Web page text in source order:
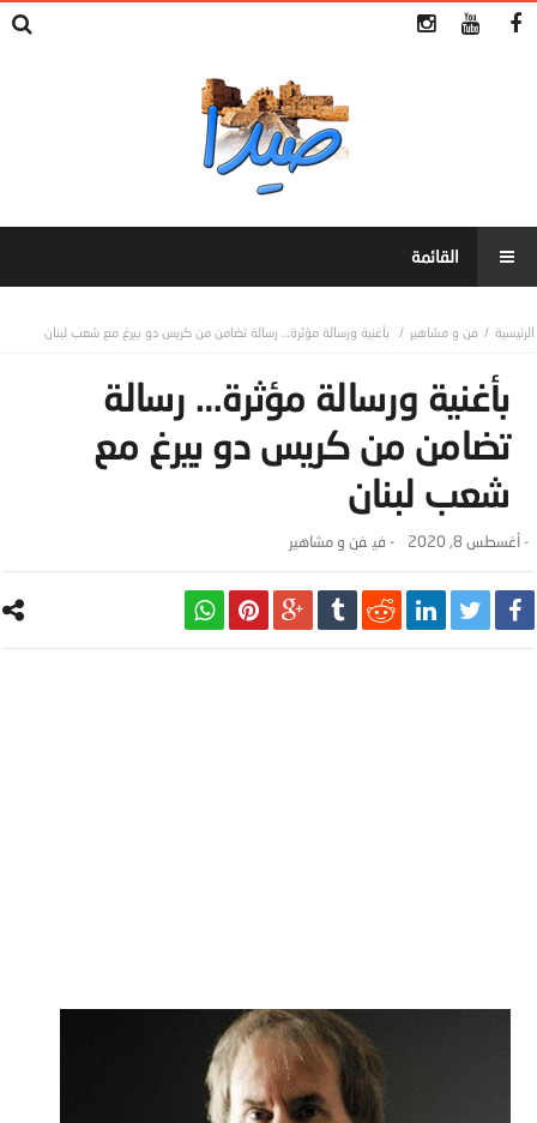
فن و مشاهير بأغنية ورسالة مؤثرة… رسالة تضامن من كريس دو بيرغ مع شعب لبنان
بأغنية ورسالة مؤثرة… رسالة
تضامن من كريس دو بيرغ مع
شعب لبنان
-أغسطس 8, 2020 - ‎في فن و مشاهير